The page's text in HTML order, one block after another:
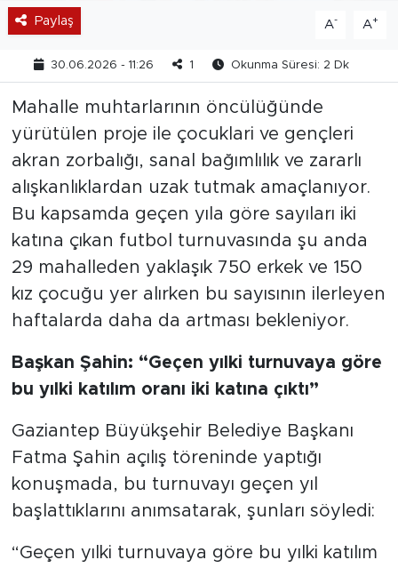
Paylaş A- A+
30.06.2026 - 11:26 1 Okunma Süresi: 2 Dk
Mahalle muhtarlarının öncülüğünde
yürütülen proje ile çocuklari ve gençleri
akran zorbalığı, sanal bağımlılık ve zararlı
alışkanlıklardan uzak tutmak amaçlanıyor.
Bu kapsamda geçen yıla göre sayıları iki
katına çıkan futbol turnuvasında şu anda
29 mahalleden yaklaşık 750 erkek ve 150
kız çocuğu yer alırken bu sayısının ilerleyen
haftalarda daha da artması bekleniyor.
Başkan Şahin: “Geçen yılki turnuvaya göre
bu yılki katılım oranı iki katına çıktı”
Gaziantep Büyükşehir Belediye Başkanı
Fatma Şahin açılış töreninde yaptığı
konuşmada, bu turnuvayı geçen yıl
başlattıklarını anımsatarak, şunları söyledi:
“Geçen yılki turnuvaya göre bu yılki katılım